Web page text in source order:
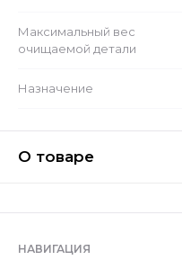
Максимальный вес
очищаемой детали
Назначение
О товаре
НАВИГАЦИЯ